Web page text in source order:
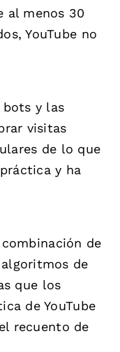
al menos 30
YouTube no
bots y las
visitas
de lo que
y ha
de
de
que los
de YouTube
recuento de